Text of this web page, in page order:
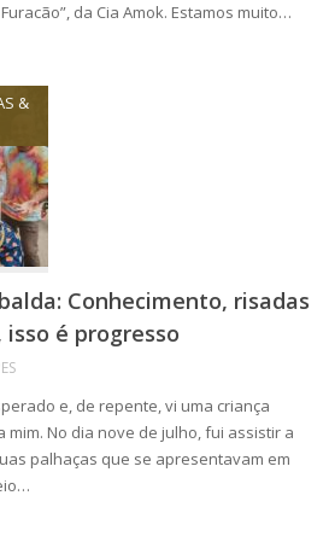
da Cia Amok. Estamos muito…
&
Conhecimento, risadas
é progresso
e, de repente, vi uma criança
mim. No dia nove de julho, fui assistir a
palhaças que se apresentavam em